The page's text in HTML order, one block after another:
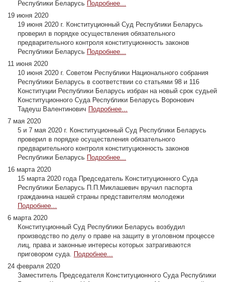
Республики Беларусь Подробнее...
19 июня 2020
19 июня 2020 г. Конституционный Суд Республики Беларусь
проверил в порядке осуществления обязательного
предварительного контроля конституционность законов
Республики Беларусь Подробнее...
11 июня 2020
10 июня 2020 г. Советом Республики Национального собрания
Республики Беларусь в соответствии со статьями 98 и 116
Конституции Республики Беларусь избран на новый срок судьей
Конституционного Суда Республики Беларусь Воронович
Тадеуш Валентинович Подробнее...
7 мая 2020
5 и 7 мая 2020 г. Конституционный Суд Республики Беларусь
проверил в порядке осуществления обязательного
предварительного контроля конституционность законов
Республики Беларусь Подробнее...
16 марта 2020
15 марта 2020 года Председатель Конституционного Суда
Республики Беларусь П.П.Миклашевич вручил паспорта
гражданина нашей страны представителям молодежи
Подробнее...
6 марта 2020
Конституционный Суд Республики Беларусь возбудил
производство по делу о праве на защиту в уголовном процессе
лиц, права и законные интересы которых затрагиваются
приговором суда. Подробнее...
24 февраля 2020
Заместитель Председателя Конституционного Суда Республики